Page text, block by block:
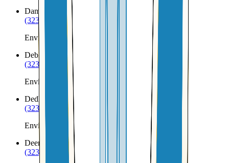
Damariscotta
ME
(323) 953-8100
Envíos a Nicaragua desde Damariscotta
Deblois
(323) 953-8100
Envíos a Nicaragua desde Deblois
Dedham
(323) 953-8100
Envíos a Nicaragua desde Dedham
Deer Isle
(323) 953-8100